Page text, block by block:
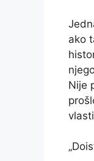
ako
Nije